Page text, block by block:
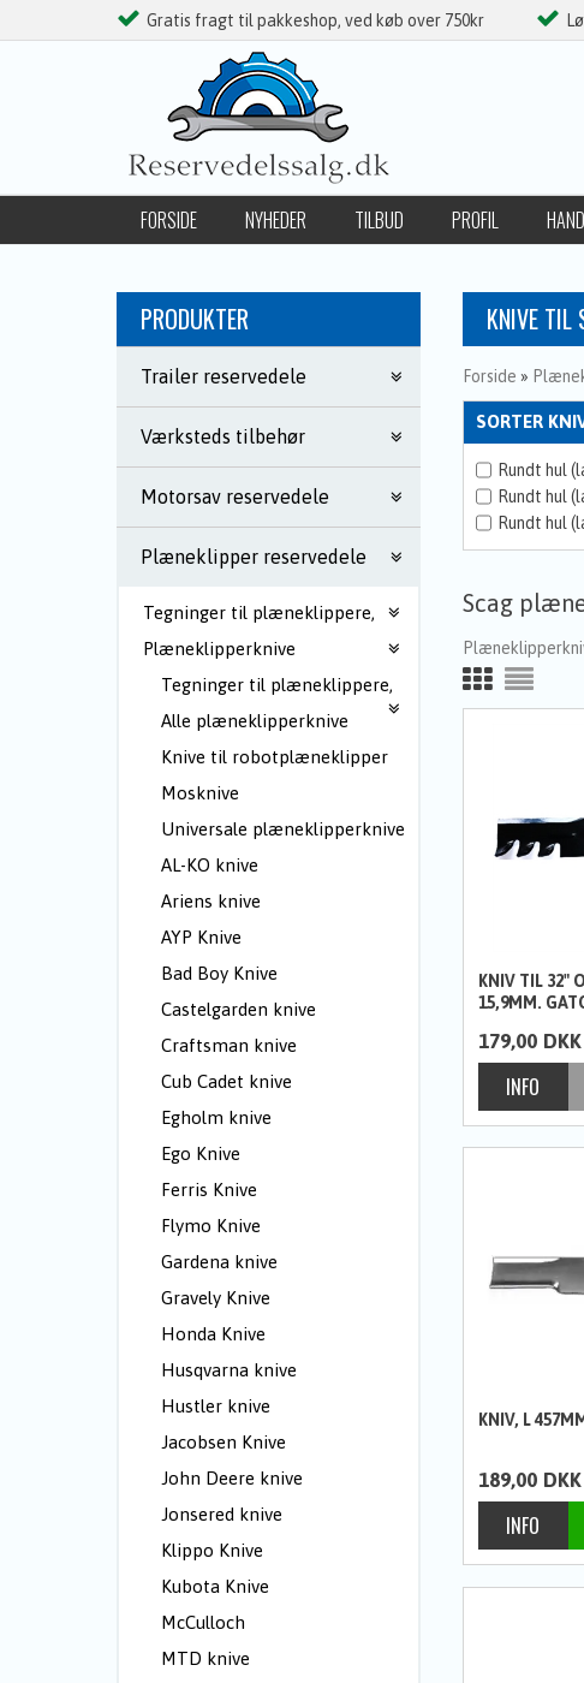
Gratis fragt til pakkeshop, ved køb over 750kr
FORSIDE NYHEDER TILBUD PROFIL
PRODUKTER
Trailer reservedele
Værksteds tilbehør
Motorsav reservedele
Plæneklipper reservedele
Tegninger til plæneklippere,
Plæneklipperknive
Tegninger til plæneklippere,
Alle plæneklipperknive
Knive til robotplæneklipper
Mosknive
Universale plæneklipperknive
AL-KO knive
Ariens knive
AYP Knive
Bad Boy Knive
Castelgarden knive
Craftsman knive
Cub Cadet knive
Egholm knive
Ego Knive
Ferris Knive
Flymo Knive
Gardena knive
Gravely Knive
Honda Knive
Husqvarna knive
Hustler knive
Jacobsen Knive
John Deere knive
Jonsered knive
Klippo Knive
Kubota Knive
McCulloch
MTD knive
KNIVE TIL
Forside »
SORTER
Rundt hul
Rundt hul
Rundt hul
Scag
KNIV TIL 32"
15,9MM.
179,00 DKK
KNIV, L
189,00 DKK